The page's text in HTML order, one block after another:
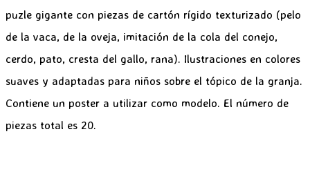
puzle gigante con piezas de cartón rígido texturizado (pelo
de la vaca, de la oveja, imitación de la cola del conejo,
cerdo, pato, cresta del gallo, rana). Ilustraciones en colores
suaves y adaptadas para niños sobre el tópico de la granja.
Contiene un poster a utilizar como modelo. El número de
piezas total es 20.